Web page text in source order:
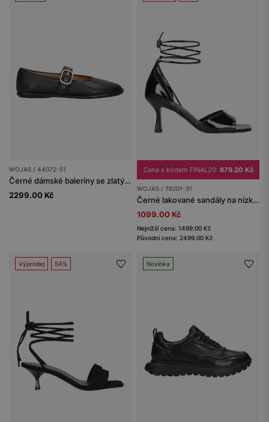
WOJAS / 44072-51
Černé dámské baleríny se zlatými prvky
2299.00 Kč
Cena s kódem FINAL20: 879.20 Kč
WOJAS / 76201-31
Černé lakované sandály na nízkém podpatku se šněrováním kolem kotníku
1099.00 Kč
Nejnižší cena: 1499.00 Kč
Původní cena: 2499.00 Kč
Výprodej 54% Novinka